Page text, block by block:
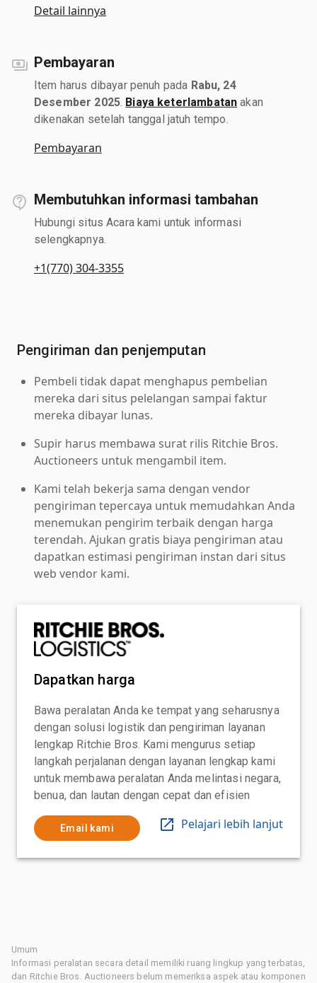
Detail lainnya
Pembayaran
Item harus dibayar penuh pada Rabu, 24
Desember 2025. Biaya keterlambatan akan
dikenakan setelah tanggal jatuh tempo.
Pembayaran
Membutuhkan informasi tambahan
Hubungi situs Acara kami untuk informasi
selengkapnya.
+1(770) 304-3355
Pengiriman dan penjemputan
Pembeli tidak dapat menghapus pembelian
mereka dari situs pelelangan sampai faktur
mereka dibayar lunas.
Supir harus membawa surat rilis Ritchie Bros.
Auctioneers untuk mengambil item.
Kami telah bekerja sama dengan vendor
pengiriman tepercaya untuk memudahkan Anda
menemukan pengirim terbaik dengan harga
terendah. Ajukan gratis biaya pengiriman atau
dapatkan estimasi pengiriman instan dari situs
web vendor kami.
Dapatkan harga
Bawa peralatan Anda ke tempat yang seharusnya
dengan solusi logistik dan pengiriman layanan
lengkap Ritchie Bros. Kami mengurus setiap
langkah perjalanan dengan layanan lengkap kami
untuk membawa peralatan Anda melintasi negara,
benua, dan lautan dengan cepat dan efisien
Email kami Pelajari lebih lanjut
Umum
Informasi peralatan secara detail memiliki ruang lingkup yang terbatas,
dan Ritchie Bros. Auctioneers belum memeriksa aspek atau komponen